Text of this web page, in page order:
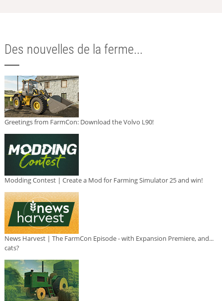
Des nouvelles de la ferme...
Greetings from FarmCon: Download the Volvo L90!
Modding Contest | Create a Mod for Farming Simulator 25 and win!
News Harvest | The FarmCon Episode - with Expansion Premiere, and...
cats?